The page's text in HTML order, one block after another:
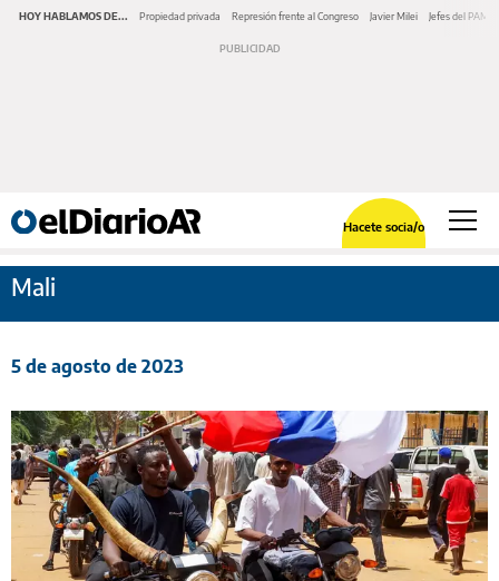
HOY HABLAMOS DE... Propiedad privada Represión frente al Congreso Javier Milei Jefes del PAMI
Hacete socia/o
Mali
5 de agosto de 2023